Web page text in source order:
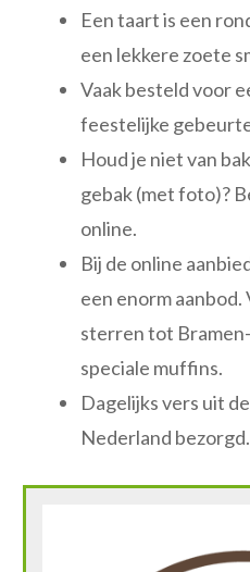
Een taart is een
een lekkere zoete
Vaak besteld voor
feestelijke
Houd je niet van
gebak (met foto)?
online.
Bij de online
een enorm
sterren tot
speciale muffins.
Dagelijks vers uit
Nederland bezorgd.